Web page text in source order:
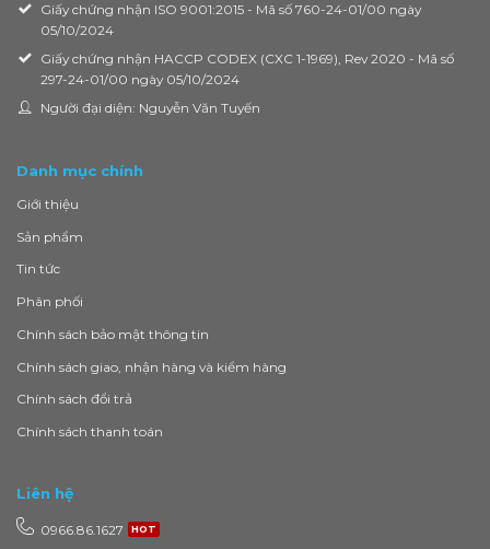
Giấy chứng nhận ISO 9001:2015 - Mã số 760-24-01/00 ngày
05/10/2024
Giấy chứng nhận HACCP CODEX (CXC 1-1969), Rev 2020 - Mã số
297-24-01/00 ngày 05/10/2024
Người đại diện: Nguyễn Văn Tuyến
Danh mục chính
Giới thiệu
Sản phẩm
Tin tức
Phân phối
Chính sách bảo mật thông tin
Chính sách giao, nhận hàng và kiểm hàng
Chính sách đổi trả
Chính sách thanh toán
Liên hệ
0966.86.1627